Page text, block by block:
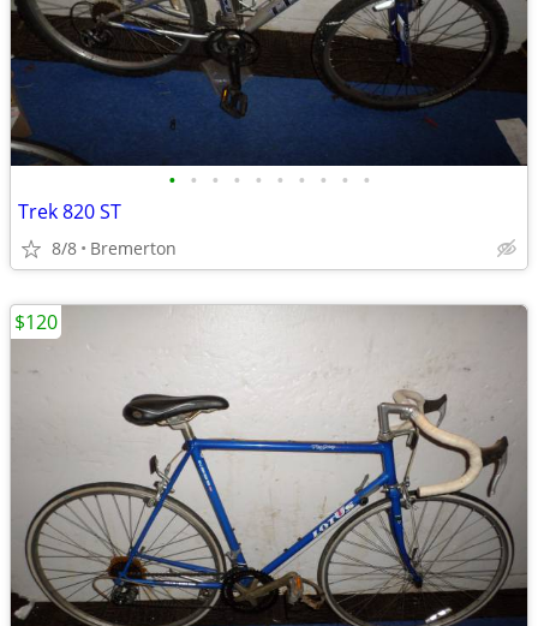
• • • • • • • • • •
Trek 820 ST
8/8 Bremerton
$120